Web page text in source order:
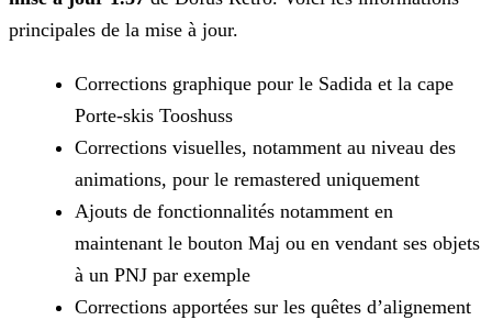
principales de la mise à jour.
Corrections graphique pour le Sadida et la cape
Porte-skis Tooshuss
Corrections visuelles, notamment au niveau des
animations, pour le remastered uniquement
Ajouts de fonctionnalités notamment en
maintenant le bouton Maj ou en vendant ses objets
à un PNJ par exemple
Corrections apportées sur les quêtes d’alignement